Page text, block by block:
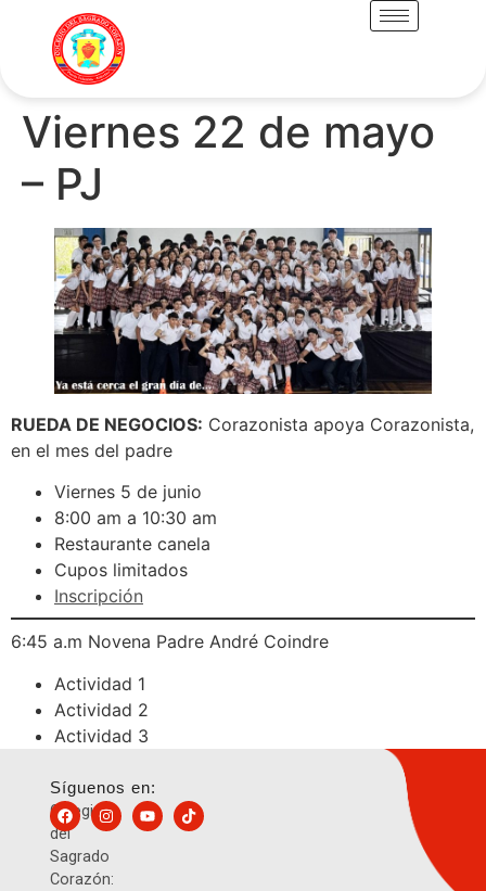
Viernes 22 de mayo
– PJ
RUEDA DE NEGOCIOS: Corazonista apoya Corazonista,
en el mes del padre
Viernes 5 de junio
8:00 am a 10:30 am
Restaurante canela
Cupos limitados
Inscripción
6:45 a.m Novena Padre André Coindre
Actividad 1
Actividad 2
Actividad 3
Colegio
del
Sagrado
Corazón:
Síguenos en: